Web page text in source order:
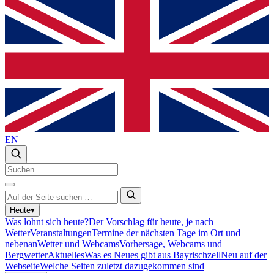
EN
Heute▾
Was lohnt sich heute?Der Vorschlag für heute, je nach
WetterVeranstaltungenTermine der nächsten Tage im Ort und
nebenanWetter und WebcamsVorhersage, Webcams und
BergwetterAktuellesWas es Neues gibt aus BayrischzellNeu auf der
WebseiteWelche Seiten zuletzt dazugekommen sind